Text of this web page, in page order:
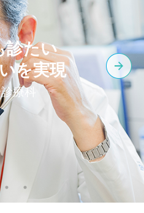
診たい
を実現
療科